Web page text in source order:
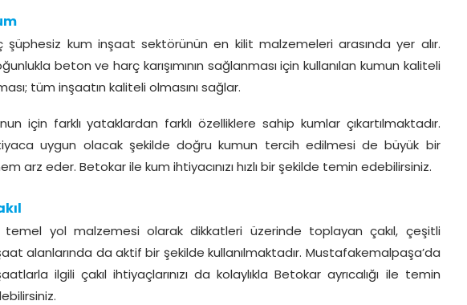
şüphesiz kum inşaat sektörünün en kilit malzemeleri arasında yer alır.
beton ve harç karışımının sağlanması için kullanılan kumun kaliteli
tüm inşaatın kaliteli olmasını sağlar.
için farklı yataklardan farklı özelliklere sahip kumlar çıkartılmaktadır.
uygun olacak şekilde doğru kumun tercih edilmesi de büyük bir
arz eder. Betokar ile kum ihtiyacınızı hızlı bir şekilde temin edebilirsiniz.
temel yol malzemesi olarak dikkatleri üzerinde toplayan çakıl, çeşitli
alanlarında da aktif bir şekilde kullanılmaktadır. Mustafakemalpaşa’da
ilgili çakıl ihtiyaçlarınızı da kolaylıkla Betokar ayrıcalığı ile temin